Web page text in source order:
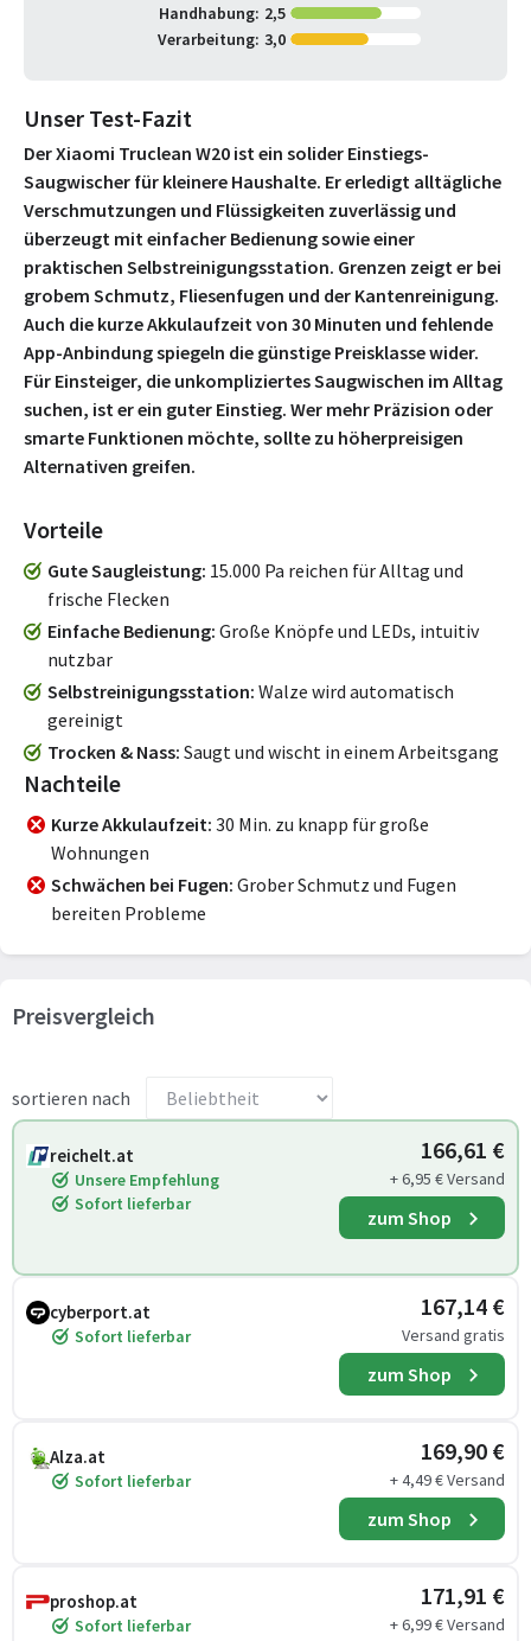
Handhabung: 2,5
Verarbeitung: 3,0
Unser Test-Fazit
Der Xiaomi Truclean W20 ist ein solider Einstiegs-
Saugwischer für kleinere Haushalte. Er erledigt alltägliche
Verschmutzungen und Flüssigkeiten zuverlässig und
überzeugt mit einfacher Bedienung sowie einer
praktischen Selbstreinigungsstation. Grenzen zeigt er bei
grobem Schmutz, Fliesenfugen und der Kantenreinigung.
Auch die kurze Akkulaufzeit von 30 Minuten und fehlende
App-Anbindung spiegeln die günstige Preisklasse wider.
Für Einsteiger, die unkompliziertes Saugwischen im Alltag
suchen, ist er ein guter Einstieg. Wer mehr Präzision oder
smarte Funktionen möchte, sollte zu höherpreisigen
Alternativen greifen.
Vorteile
Gute Saugleistung 15.000 Pa reichen für Alltag und
frische Flecken
Einfache Bedienung Große Knöpfe und LEDs, intuitiv
nutzbar
Selbstreinigungsstation Walze wird automatisch
gereinigt
Trocken & Nass Saugt und wischt in einem Arbeitsgang
Nachteile
Kurze Akkulaufzeit 30 Min. zu knapp für große
Wohnungen
Schwächen bei Fugen Grober Schmutz und Fugen
bereiten Probleme
Preisvergleich
sortieren nach
reichelt.at
Unsere Empfehlung
Sofort lieferbar
166,61 €
+ 6,95 € Versand
zum Shop
cyberport.at
Sofort lieferbar
167,14 €
Versand gratis
zum Shop
Alza.at
Sofort lieferbar
169,90 €
+ 4,49 € Versand
zum Shop
proshop.at
Sofort lieferbar
171,91 €
+ 6,99 € Versand